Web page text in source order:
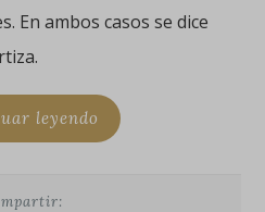
En ambos casos se dice
leyendo